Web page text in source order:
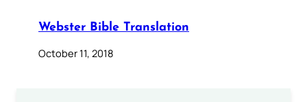
Webster Bible Translation
October 11, 2018